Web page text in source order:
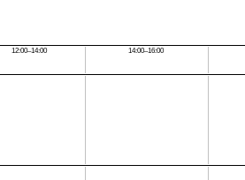
12:00–14:00 14:00–16:00